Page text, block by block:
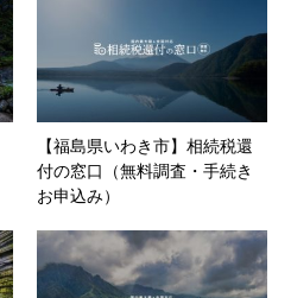
【福島県いわき市】相続税還
付の窓口（無料調査・手続き
お申込み）